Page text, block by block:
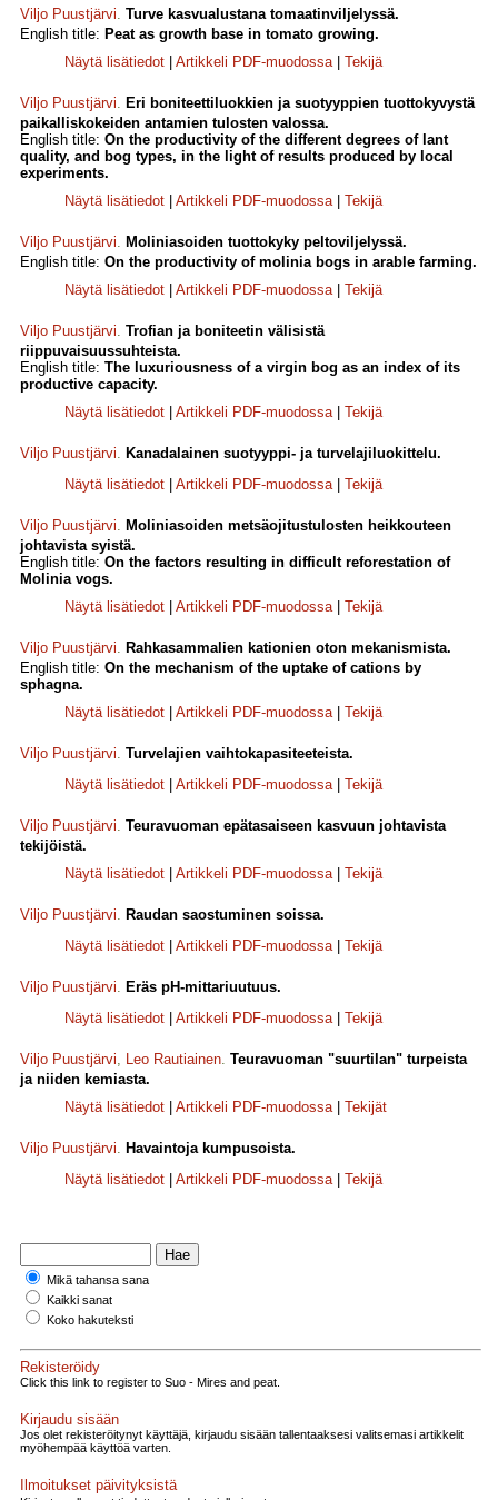
Viljo Puustjärvi. Turve kasvualustana tomaatinviljelyssä.
English title: Peat as growth base in tomato growing.
Näytä lisätiedot
Artikkeli PDF-muodossa| Tekijä
Viljo Puustjärvi. Eri boniteettiluokkien ja suotyyppien tuottokyvystä
paikalliskokeiden antamien tulosten valossa.
English title: On the productivity of the different degrees of lant
quality, and bog types, in the light of results produced by local
experiments.
Näytä lisätiedot
Artikkeli PDF-muodossa| Tekijä
Viljo Puustjärvi. Moliniasoiden tuottokyky peltoviljelyssä.
English title: On the productivity of molinia bogs in arable farming.
Näytä lisätiedot
Artikkeli PDF-muodossa| Tekijä
Viljo Puustjärvi. Trofian ja boniteetin välisistä
riippuvaisuussuhteista.
English title: The luxuriousness of a virgin bog as an index of its
productive capacity.
Näytä lisätiedot
Artikkeli PDF-muodossa| Tekijä
Viljo Puustjärvi. Kanadalainen suotyyppi- ja turvelajiluokittelu.
Näytä lisätiedot
Artikkeli PDF-muodossa| Tekijä
Viljo Puustjärvi. Moliniasoiden metsäojitustulosten heikkouteen
johtavista syistä.
English title: On the factors resulting in difficult reforestation of
Molinia vogs.
Näytä lisätiedot
Artikkeli PDF-muodossa| Tekijä
Viljo Puustjärvi. Rahkasammalien kationien oton mekanismista.
English title: On the mechanism of the uptake of cations by
sphagna.
Näytä lisätiedot
Artikkeli PDF-muodossa| Tekijä
Viljo Puustjärvi. Turvelajien vaihtokapasiteeteista.
Näytä lisätiedot
Artikkeli PDF-muodossa| Tekijä
Viljo Puustjärvi. Teuravuoman epätasaiseen kasvuun johtavista
tekijöistä.
Näytä lisätiedot
Artikkeli PDF-muodossa| Tekijä
Viljo Puustjärvi. Raudan saostuminen soissa.
Näytä lisätiedot
Artikkeli PDF-muodossa| Tekijä
Viljo Puustjärvi. Eräs pH-mittariuutuus.
Näytä lisätiedot
Artikkeli PDF-muodossa| Tekijä
Viljo Puustjärvi, Leo Rautiainen. Teuravuoman "suurtilan" turpeista
ja niiden kemiasta.
Näytä lisätiedot
Artikkeli PDF-muodossa| Tekijät
Viljo Puustjärvi. Havaintoja kumpusoista.
Näytä lisätiedot
Artikkeli PDF-muodossa| Tekijä
Mikä tahansa sana
Kaikki sanat
Koko hakuteksti
Rekisteröidy
Click this link to register to Suo - Mires and peat.
Kirjaudu sisään
Jos olet rekisteröitynyt käyttäjä, kirjaudu sisään tallentaaksesi valitsemasi artikkelit
myöhempää käyttöä varten.
Ilmoitukset päivityksistä